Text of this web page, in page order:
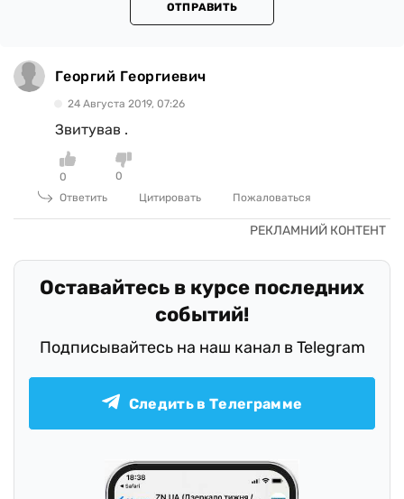
ОТПРАВИТЬ
Георгий Георгиевич
24 Августа 2019, 07:26
Звитував .
0
0
Ответить
Цитировать Пожаловаться
Оставайтесь в курсе последних
событий!
Подписывайтесь на наш канал в Telegram
Следить в Телеграмме